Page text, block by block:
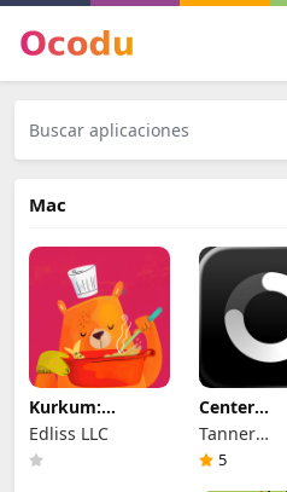
Mac
Kurkum:
Recetario
Edliss LLC
Center
Meditation
Timer
Tanner
Christensen
5